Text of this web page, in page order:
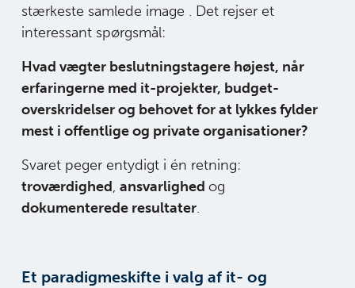
stærkeste samlede image . Det rejser et
interessant spørgsmål:
Hvad vægter beslutningstagere højest, når
erfaringerne med it-projekter, budget-
overskridelser og behovet for at lykkes fylder
mest i offentlige og private organisationer?
Svaret peger entydigt i én retning:
troværdighed, ansvarlighed og
dokumenterede resultater.
Et paradigmeskifte i valg af it- og